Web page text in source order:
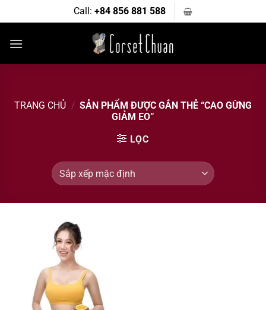
qua
dung
Call: +84 856 881 588
TRANG CHỦ / SẢN PHẨM ĐƯỢC GẮN THẺ “CAO GỪNG
GIẢM EO”
LỌC